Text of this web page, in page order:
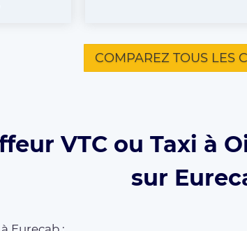
COMPAREZ TOUS LES
VTC ou Taxi à
sur